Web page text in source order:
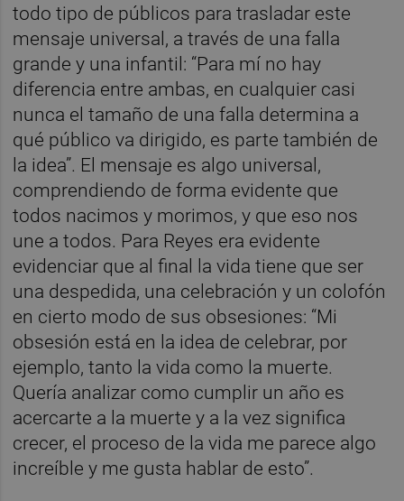
todo tipo de públicos para trasladar este
mensaje universal, a través de una falla
grande y una infantil: “Para mí no hay
diferencia entre ambas, en cualquier casi
nunca el tamaño de una falla determina a
qué público va dirigido, es parte también de
la idea”. El mensaje es algo universal,
comprendiendo de forma evidente que
todos nacimos y morimos, y que eso nos
une a todos. Para Reyes era evidente
evidenciar que al final la vida tiene que ser
una despedida, una celebración y un colofón
en cierto modo de sus obsesiones: “Mi
obsesión está en la idea de celebrar, por
ejemplo, tanto la vida como la muerte.
Quería analizar como cumplir un año es
acercarte a la muerte y a la vez significa
crecer, el proceso de la vida me parece algo
increíble y me gusta hablar de esto”.